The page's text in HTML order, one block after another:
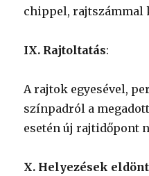
chippel,
IX. Rajtoltatás:
A rajtok egyesével,
színpadról a
esetén új rajtidőpont
X. Helyezések